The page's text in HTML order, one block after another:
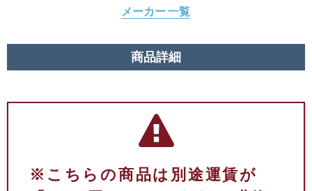
メーカー 一覧
商品詳細
※こちらの商品は別途運賃が